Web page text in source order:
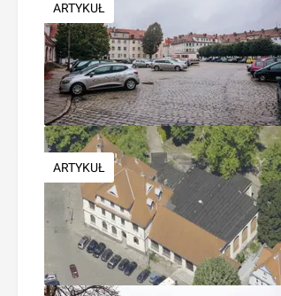
ARTYKUŁ
ARTYKUŁ